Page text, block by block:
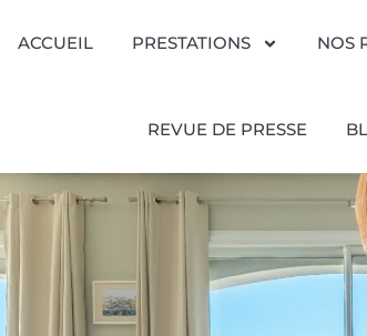
ACCUEIL PRESTATIONS NOS
REVUE DE PRESSE